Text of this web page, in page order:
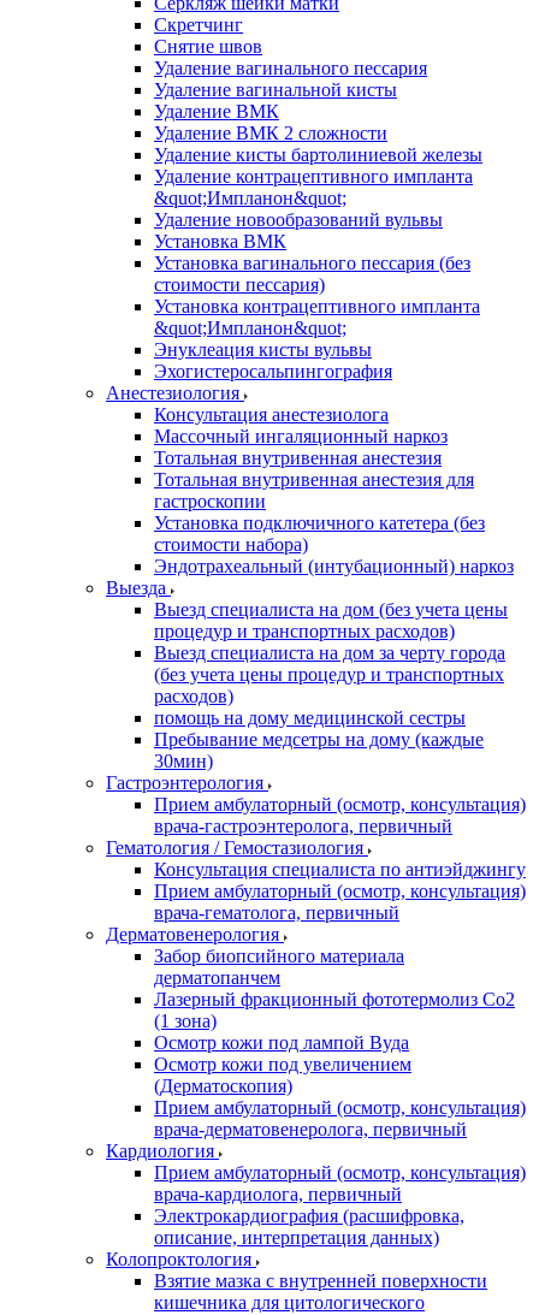
Скретчинг
Снятие швов
Удаление вагинального пессария
Удаление вагинальной кисты
Удаление ВМК
Удаление ВМК 2 сложности
Удаление кисты бартолиниевой железы
Удаление контрацептивного импланта
&quot;Импланон&quot;
Удаление новообразований вульвы
Установка ВМК
Установка вагинального пессария (без
стоимости пессария)
Установка контрацептивного импланта
&quot;Импланон&quot;
Энуклеация кисты вульвы
Эхогистеросальпингография
Анестезиология
Консультация анестезиолога
Массочный ингаляционный наркоз
Тотальная внутривенная анестезия
Тотальная внутривенная анестезия для
гастроскопии
Установка подключичного катетера (без
стоимости набора)
Эндотрахеальный (интубационный) наркоз
Выезда
Выезд специалиста на дом (без учета цены
процедур и транспортных расходов)
Выезд специалиста на дом за черту города
(без учета цены процедур и транспортных
расходов)
помощь на дому медицинской сестры
Пребывание медсетры на дому (каждые
30мин)
Гастроэнтерология
Прием амбулаторный (осмотр, консультация)
врача-гастроэнтеролога, первичный
Гематология / Гемостазиология
Консультация специалиста по антиэйджингу
Прием амбулаторный (осмотр, консультация)
врача-гематолога, первичный
Дерматовенерология
Забор биопсийного материала
дерматопанчем
Лазерный фракционный фототермолиз Со2
(1 зона)
Осмотр кожи под лампой Вуда
Осмотр кожи под увеличением
(Дерматоскопия)
Прием амбулаторный (осмотр, консультация)
врача-дерматовенеролога, первичный
Кардиология
Прием амбулаторный (осмотр, консультация)
врача-кардиолога, первичный
Электрокардиография (расшифровка,
описание, интерпретация данных)
Колопроктология
Взятие мазка с внутренней поверхности
кишечника для цитологического